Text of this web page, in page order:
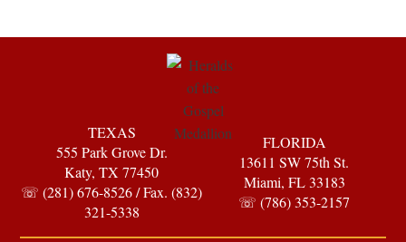
TEXAS
555 Park Grove Dr.
Katy, TX 77450
☏ (281) 676-8526 / Fax. (832)
321-5338
FLORIDA
13611 SW 75th St.
Miami, FL 33183
☏ (786) 353-2157